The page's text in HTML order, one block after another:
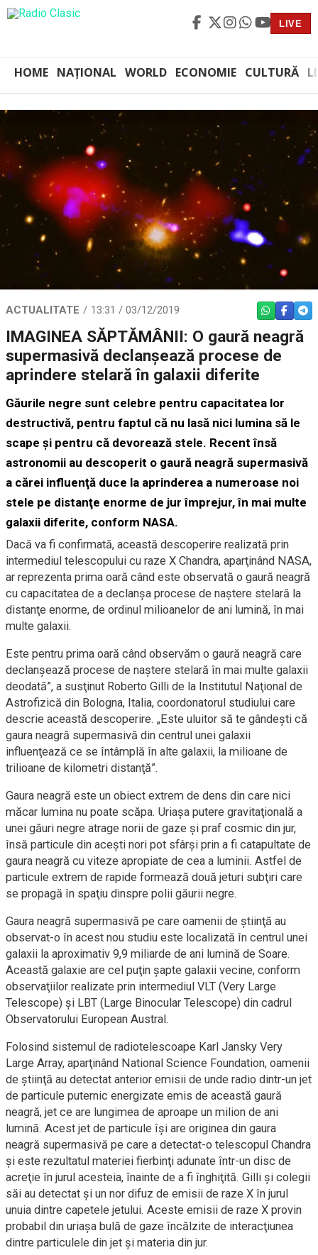
LIVE
HOME NAȚIONAL WORLD ECONOMIE CULTURĂ
ACTUALITATE 13:31 / 03/12/2019 WHATSAPP
IMAGINEA SĂPTĂMÂNII: O gaură neagră
supermasivă declanşează procese de
aprindere stelară în galaxii diferite
Găurile negre sunt celebre pentru capacitatea lor
destructivă, pentru faptul că nu lasă nici lumina să le
scape şi pentru că devorează stele. Recent însă
astronomii au descoperit o gaură neagră supermasivă
a cărei influenţă duce la aprinderea a numeroase noi
stele pe distanţe enorme de jur împrejur, în mai multe
galaxii diferite, conform NASA.
Dacă va fi confirmată, această descoperire realizată prin
intermediul telescopului cu raze X Chandra, aparţinând NASA,
ar reprezenta prima oară când este observată o gaură neagră
cu capacitatea de a declanşa procese de naştere stelară la
distanţe enorme, de ordinul milioanelor de ani lumină, în mai
multe galaxii.
Este pentru prima oară când observăm o gaură neagră care
declanşează procese de naştere stelară în mai multe galaxii
deodată”, a susţinut Roberto Gilli de la Institutul Naţional de
Astrofizică din Bologna, Italia, coordonatorul studiului care
descrie această descoperire. „Este uluitor să te gândeşti că
gaura neagră supermasivă din centrul unei galaxii
influenţează ce se întâmplă în alte galaxii, la milioane de
trilioane de kilometri distanţă”.
Gaura neagră este un obiect extrem de dens din care nici
măcar lumina nu poate scăpa. Uriaşa putere gravitaţională a
unei găuri negre atrage norii de gaze şi praf cosmic din jur,
însă particule din aceşti nori pot sfârşi prin a fi catapultate de
gaura neagră cu viteze apropiate de cea a luminii. Astfel de
particule extrem de rapide formează două jeturi subţiri care
se propagă în spaţiu dinspre polii găurii negre.
Gaura neagră supermasivă pe care oamenii de ştiinţă au
observat-o în acest nou studiu este localizată în centrul unei
galaxii la aproximativ 9,9 miliarde de ani lumină de Soare.
Această galaxie are cel puţin şapte galaxii vecine, conform
observaţiilor realizate prin intermediul VLT (Very Large
Telescope) şi LBT (Large Binocular Telescope) din cadrul
Observatorului European Austral.
Folosind sistemul de radiotelescoape Karl Jansky Very
Large Array, aparţinând National Science Foundation, oamenii
de ştiinţă au detectat anterior emisii de unde radio dintr-un jet
de particule puternic energizate emis de această gaură
neagră, jet ce are lungimea de aproape un milion de ani
lumină. Acest jet de particule îşi are originea din gaura
neagră supermasivă pe care a detectat-o telescopul Chandra
şi este rezultatul materiei fierbinţi adunate într-un disc de
acreţie în jurul acesteia, înainte de a fi înghiţită. Gilli şi colegii
săi au detectat şi un nor difuz de emisii de raze X în jurul
unuia dintre capetele jetului. Aceste emisii de raze X provin
probabil din uriaşa bulă de gaze încălzite de interacţiunea
dintre particulele din jet şi materia din jur.